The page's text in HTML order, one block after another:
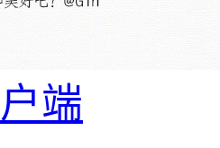
端